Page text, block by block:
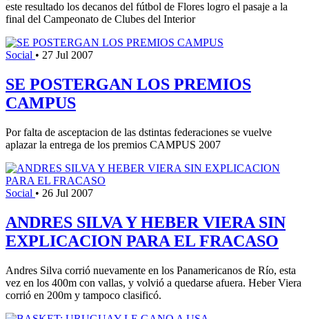
este resultado los decanos del fútbol de Flores logro el pasaje a la
final del Campeonato de Clubes del Interior
Social • 27 Jul 2007
SE POSTERGAN LOS PREMIOS
CAMPUS
Por falta de asceptacion de las dstintas federaciones se vuelve
aplazar la entrega de los premios CAMPUS 2007
Social • 26 Jul 2007
ANDRES SILVA Y HEBER VIERA SIN
EXPLICACION PARA EL FRACASO
Andres Silva corrió nuevamente en los Panamericanos de Río, esta
vez en los 400m con vallas, y volvió a quedarse afuera. Heber Viera
corrió en 200m y tampoco clasificó.